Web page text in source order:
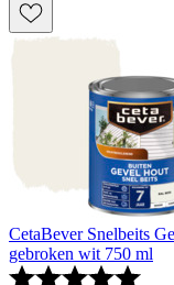
CetaBever Snelbeits
gebroken wit 750 ml